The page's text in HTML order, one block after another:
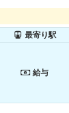
最寄り駅
給与